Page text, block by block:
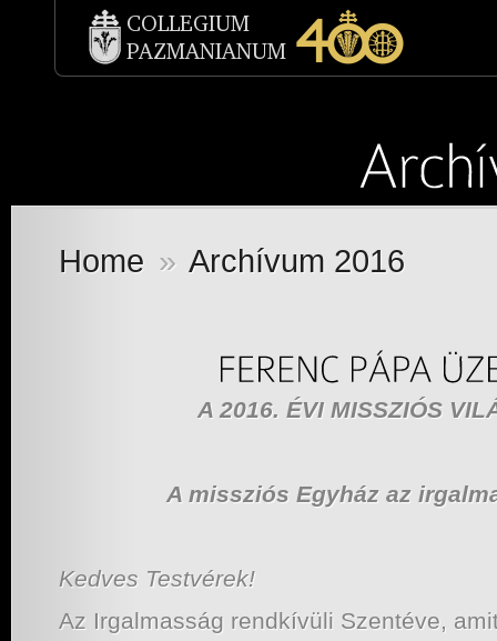
Home » Archívum 2016
A 2016. ÉVI MISSZIÓS
A missziós Egyház az
Kedves Testvérek!
Az Irgalmasság rendkívüli Szentéve,